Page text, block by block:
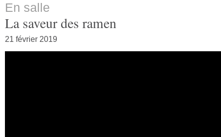
En salle
La saveur des ramen
21 février 2019